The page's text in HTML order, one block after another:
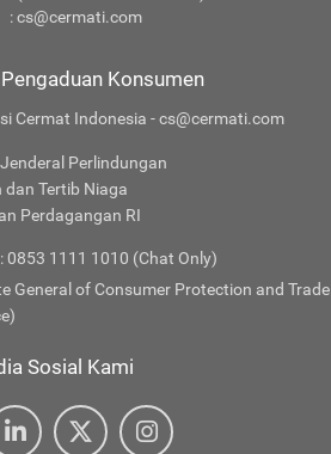
:cs@cermati.com
Konsumen
Cermat Indonesia - cs@cermati.com
Perlindungan
dan Tertib Niaga
Perdagangan RI
0853 1111 1010 (Chat Only)
General of Consumer Protection and Trade
Sosial Kami